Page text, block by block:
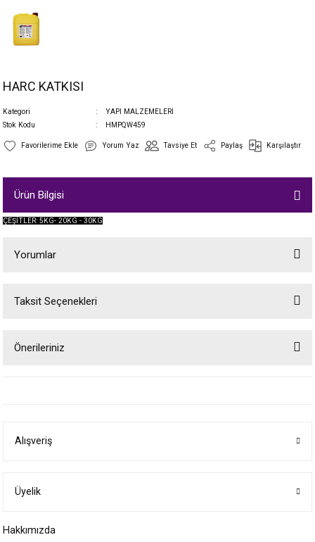
HARC KATKISI
Kategori
YAPI MALZEMELERİ
Stok Kodu
HMPQW459
Yorum Yaz Tavsiye Et Paylaş Karşılaştır
Ürün Bilgisi
ÇEŞİTLER: 5KG- 20KG - 30KG
Yorumlar
Taksit Seçenekleri
Önerileriniz
Ürün bilgilerinde hatalar bulunuyor.
Bu ürüne benzer farklı alternatifler olmalı.
Alışveriş
Üyelik
Hakkımızda